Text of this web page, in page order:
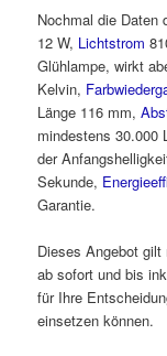
Nochmal die Daten
12 W, Lichtstrom
Glühlampe, wirkt
Kelvin,
Länge 116 mm,
mindestens 30.000
der
Sekunde,
Garantie.
Dieses Angebot gilt
ab sofort und bis
für Ihre
einsetzen können.